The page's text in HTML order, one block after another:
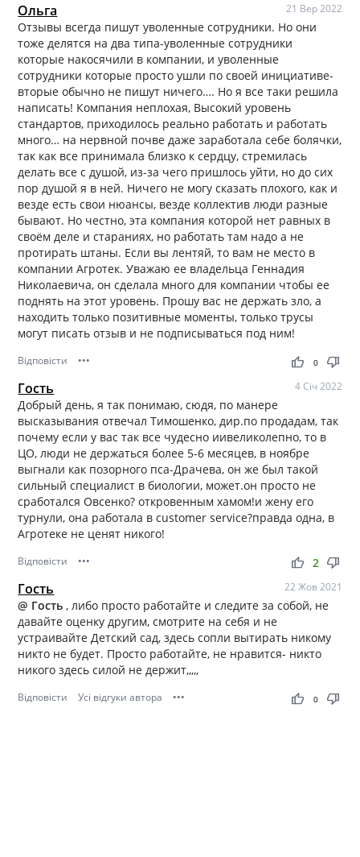
Ольга 21 Вер 2022
Отзывы всегда пишут уволенные сотрудники. Но они
тоже делятся на два типа-уволенные сотрудники
которые накосячили в компании, и уволенные
сотрудники которые просто ушли по своей инициативе-
вторые обычно не пишут ничего…. Но я все таки решила
написать! Компания неплохая, Высокий уровень
стандартов, приходилось реально работать и работать
много… на нервной почве даже заработала себе болячки,
так как все принимала близко к сердцу, стремилась
делать все с душой, из-за чего пришлось уйти, но до сих
пор душой я в ней. Ничего не могу сказать плохого, как и
везде есть свои нюансы, везде коллектив люди разные
бывают. Но честно, эта компания которой нет равных в
своём деле и стараниях, но работать там надо а не
протирать штаны. Если вы лентяй, то вам не место в
компании Агротек. Уважаю ее владельца Геннадия
Николаевича, он сделала много для компании чтобы ее
поднять на этот уровень. Прошу вас не держать зло, а
находить только позитивные моменты, только трусы
могут писать отзыв и не подписываться под ним!
Відповісти ••• thumb_up thumb_down
0
Гость 4 Січ 2022
Добрый день, я так понимаю, сюдя, по манере
высказывания отвечал Тимошенко, дир.по продадам, так
почему если у вас так все чудесно иивеликолепно, то в
ЦО, люди не держаться более 5-6 месяцев, в ноябре
выгнали как позорного пса-Драчева, он же был такой
сильный специалист в биологии, может.он просто не
сработался Овсенко? откровенным хамом!и жену его
турнули, она работала в customer service?правда одна, в
Агротеке не ценят никого!
Відповісти ••• thumb_up thumb_down
2
Гость 22 Жов 2021
@ Гость, либо просто работайте и следите за собой, не
давайте оценку другим, смотрите на себя и не
устраивайте Детский сад, здесь сопли вытирать никому
никто не будет. Просто работайте, не нравится- никто
никого здесь силой не держит,,,,,
Відповісти Усі відгуки автора ••• thumb_up thumb_down
0